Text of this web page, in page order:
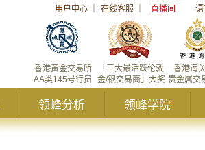
用户中心 在线客服 直播间 语
香港海
贵金属交
「三大最活跃伦敦
金/银交易商」大奖
香港黄金交易所
AA类145号行员
领峰分析 领峰学院